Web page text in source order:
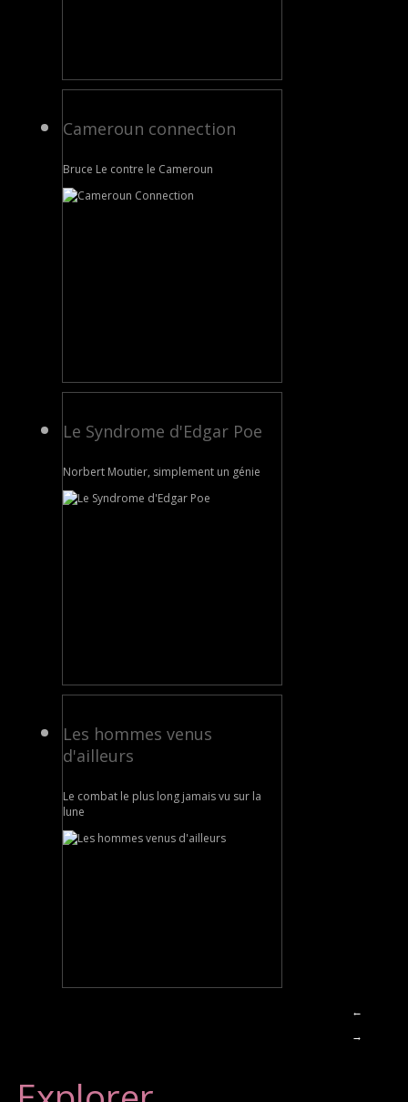
Cameroun connection
Bruce Le contre le Cameroun
Le Syndrome d'Edgar Poe
Norbert Moutier, simplement un génie
Les hommes venus
d'ailleurs
Le combat le plus long jamais vu sur la
lune
←
→